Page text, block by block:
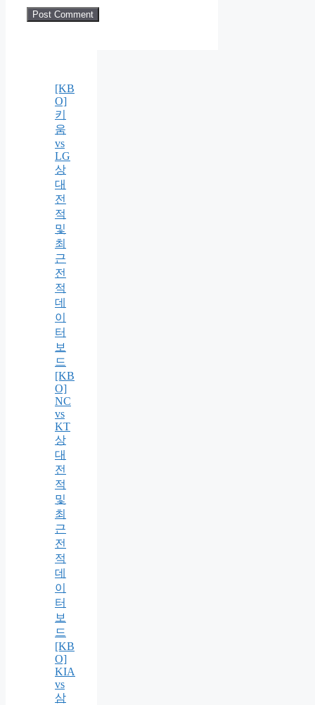
[KB
O]
키
움
vs
LG
상
대
전
적
및
최
근
전
적
데
이
터
보
드
[KB
O]
NC
vs
KT
상
대
전
적
및
최
근
전
적
데
이
터
보
드
[KB
O]
KIA
vs
삼